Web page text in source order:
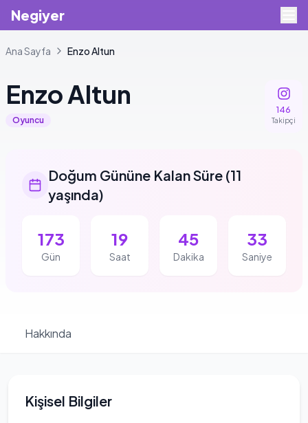
Negiyer
Ana Sayfa EnzoAltun
EnzoAltun
Oyuncu
146
Takipçi
Doğum Gününe Kalan Süre(11
yaşında)
173
Gün
19
Saat
45
Dakika
33
Saniye
Hakkında
Kişisel Bilgiler